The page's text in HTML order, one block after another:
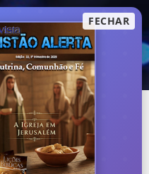
principal
Alerta
EBD • Escola
[2°
FECHAR